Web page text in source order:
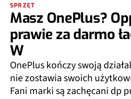
SPRZĘT
Masz OnePlus?
prawie za darmo
W
OnePlus kończy swoją
nie zostawia swoich
Fani marki są zachęcani dp